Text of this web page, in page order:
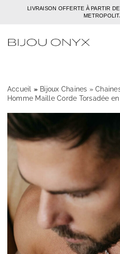
LIVRAISON OFFERTE À PARTIR
Bijoux
Bagues
Boucles d’oreilles
Colliers
Chaines
COLLECTIONS DE BIJOUX
Idées Cadeaux
Accueil »
» Bijoux Chaines »
Homme Maille Corde Torsadée